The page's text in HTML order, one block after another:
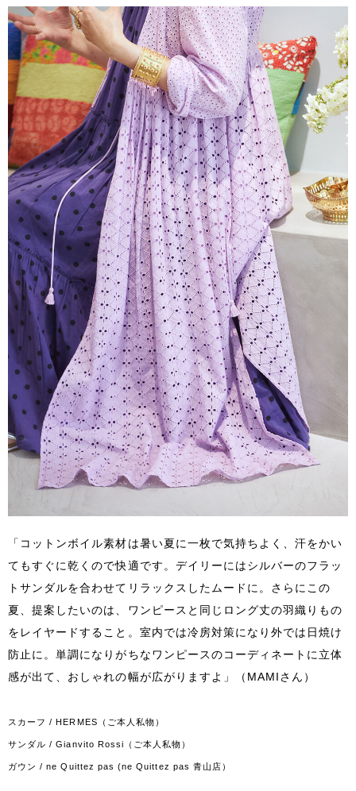
「コットンボイル素材は暑い夏に一枚で気持ちよく、汗をかい
てもすぐに乾くので快適です。デイリーにはシルバーのフラッ
トサンダルを合わせてリラックスしたムードに。さらにこの
夏、提案したいのは、ワンピースと同じロング丈の羽織りもの
をレイヤードすること。室内では冷房対策になり外では日焼け
防止に。単調になりがちなワンピースのコーディネートに立体
感が出て、おしゃれの幅が広がりますよ」（MAMIさん）
スカーフ / HERMES（ご本人私物）
サンダル / Gianvito Rossi（ご本人私物）
ガウン / ne Quittez pas (ne Quittez pas 青山店）